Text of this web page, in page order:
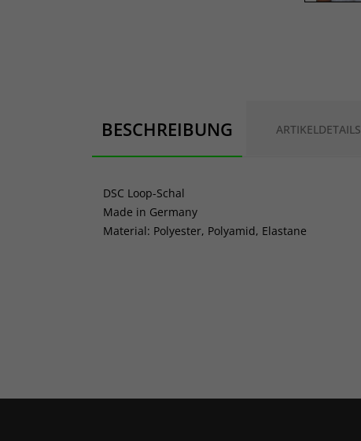
BESCHREIBUNG ARTIKELDETAILS
DSC Loop-Schal
Made in Germany
Material: Polyester, Polyamid, Elastane